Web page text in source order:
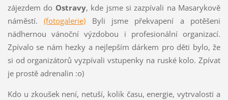
zájezdem do Ostravy, kde jsme si zazpívali na Masarykově
náměstí.(fotogalerie) Byli jsme překvapení a potěšeni
nádhernou vánoční výzdobou i profesionální organizací.
Zpívalo se nám hezky a nejlepším dárkem pro děti bylo, že
si od organizátorů vyzpívali vstupenky na ruské kolo. Zpívat
je prostě adrenalin :o)
Kdo u zkoušek není, netuší, kolik času, energie, vytrvalosti a